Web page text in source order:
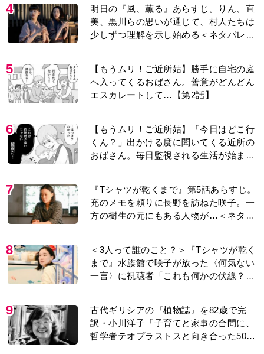
4
明日の『風、薫る』あらすじ。りん、直
美、黒川らの思いが通じて、村人たちは
少しずつ理解を示し始める＜ネタバレあ
5
【もうムリ！ご近所姑】勝手に自宅の庭
へ入ってくるおばさん。善意がどんどん
エスカレートして…【第2話】
6
【もうムリ！ご近所姑】「今日はどこ行
くん？」出かける度に聞いてくる近所の
おばさん。毎日監視される生活が始ま
7
『Tシャツが乾くまで』第5話あらすじ。
充のメモを頼りに長野を訪ねた咲子。一
方の樹生の元にもある人物が…＜ネタバ
8
＜3人って誰のこと？＞『Tシャツが乾く
まで』水族館で咲子が放った〈何気ない
一言〉に視聴者「これも何かの伏線？」
9
古代ギリシアの『植物誌』を82歳で完
訳・小川洋子「子育てと家事の合間に、
哲学者テオプラストスと向き合った50